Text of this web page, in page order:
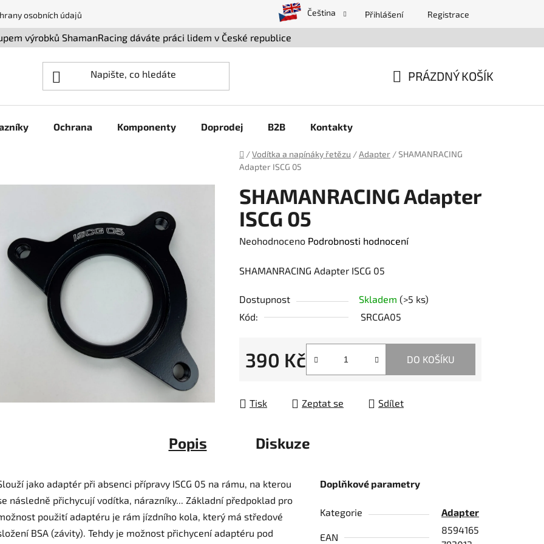
osobních údajů Čeština Přihlášení Registrace
výrobků ShamanRacing dáváte práci lidem v České republice
PRÁZDNÝ KOŠÍK
Ochrana Komponenty Doprodej B2B Kontakty
Domů
/Vodítka a napínáky řetězu /Adapter /SHAMANRACING
Adapter ISCG 05
SHAMANRACING Adapter
ISCG 05
Průměrné
produktu
0,0
z
hvězdiček.
Neohodnoceno Podrobnosti hodnocení
SHAMANRACING Adapter ISCG 05
Dostupnost Skladem (>5 ks)
Kód:
SRCGA05
390 Kč DO KOŠÍKU
Tisk Zeptat se Sdílet
Popis Diskuze
jako adaptér při absenci přípravy ISCG 05 na rámu, na kterou
následně přichycují vodítka, nárazníky... Základní předpoklad pro
použití adaptéru je rám jízdního kola, který má středové
BSA (závity). Tehdy je možnost přichycení adaptéru pod
Doplňkové parametry
Kategorie Adapter
EAN
8594165